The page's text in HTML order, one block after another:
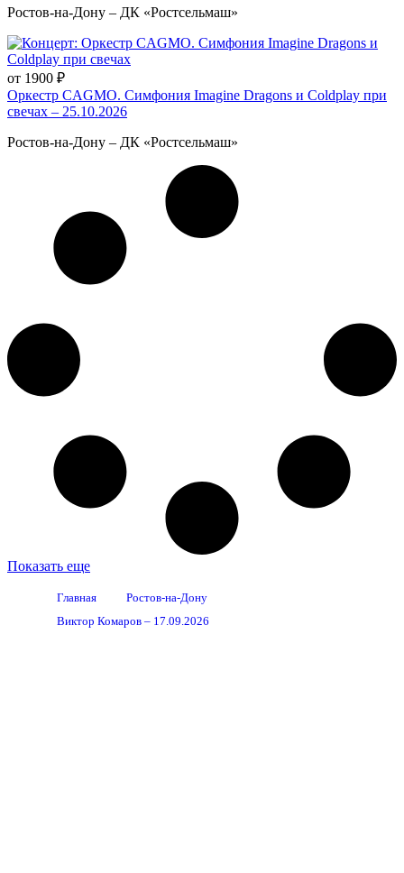
Ростов-на-Дону – ДК «Ростсельмаш»
от 1900 ₽
Оркестр CAGMO. Симфония Imagine Dragons и Coldplay при
свечах – 25.10.2026
Ростов-на-Дону – ДК «Ростсельмаш»
Показать еще
Главная
Ростов-на-Дону
Виктор Комаров – 17.09.2026